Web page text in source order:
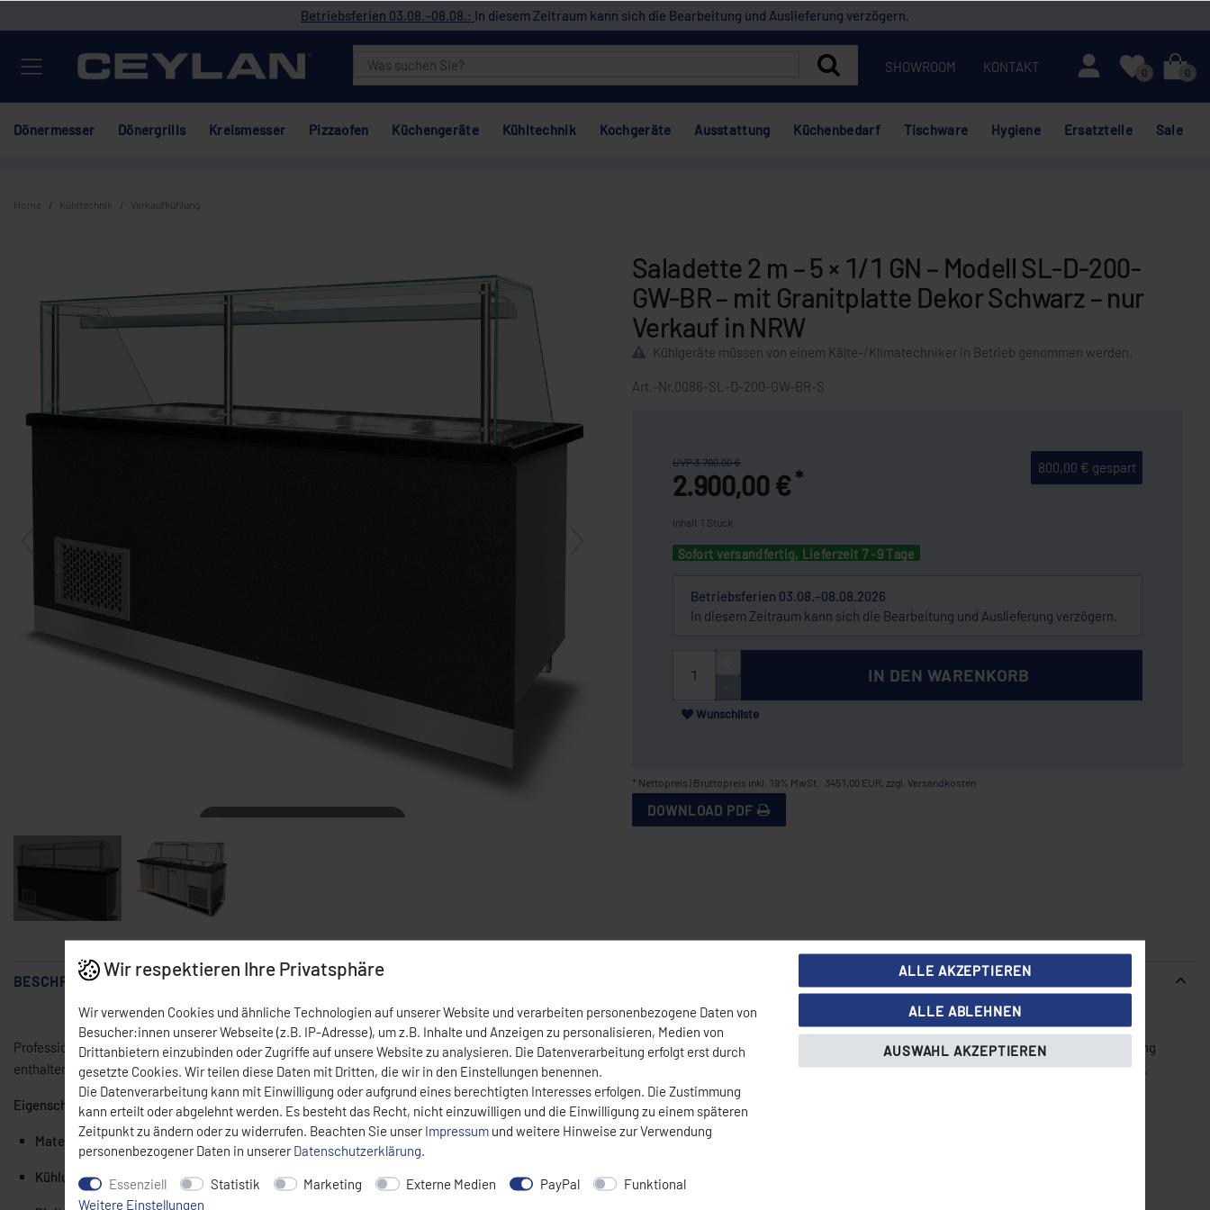
Betriebsferien 03.08.–08.08.: In diesem Zeitraum kann sich die Bearbeitung und Auslieferung verzögern.
SHOWROOM KONTAKT
Mein Konto
0
0
Dönermesser Dönergrills Kreismesser Pizzaofen Küchengeräte Kühltechnik Kochgeräte Ausstattung Küchenbedarf Tischware Hygiene Ersatzteile Sale
Home Kühltechnik Verkaufkühlung
Mit der Maus über das Bild fahren
Saladette 2 m – 5 × 1/1 GN – Modell SL-D-200-
GW-BR – mit Granitplatte Dekor Schwarz – nur
Verkauf in NRW
Kühlgeräte müssen von einem Kälte-/Klimatechniker in Betrieb genommen werden.
Art.-Nr. 0086-SL-D-200-GW-BR-S
800,00 € gespart
UVP 3.700,00 €
2.900,00 €*
Inhalt 1 Stück
Sofort versandfertig, Lieferzeit 7 -9 Tage
Betriebsferien 03.08.–08.08.2026
In diesem Zeitraum kann sich die Bearbeitung und Auslieferung verzögern.
IN DEN WARENKORB
Wunschliste
* Nettopreis | Bruttopreis inkl. 19% MwSt.: 3451,00 EUR, zzgl. Versandkosten
DOWNLOAD PDF
BESCHREIBUNG
ProfessionelleSaladette aus hochwertigem Edelstahlmit edler Granit-Arbeitsplatte, ideal für Pizzerien, Restaurants und Imbisse. Das Gerät bietet Platz für5 × 1/1 GN-Behälter(nicht im Lieferumfang
enthalten) und verfügt über eine leistungsstarke Umluftkühlung für gleichmäßige Temperaturverteilung. Das digitale Bedienfeld ermöglicht eine präzise Steuerung von Temperatur und Abtauvorgang.
Eigenschaften:
Material:Edelstahlgehäuse mit Granitplatte
Kühlung:Umluftsystem mit automatischer Abtauung
Wir respektieren Ihre Privatsphäre
Wir verwenden Cookies und ähnliche Technologien auf unserer Website und verarbeiten personenbezogene Daten von
Besucher:innen unserer Webseite (z.B. IP-Adresse), um z.B. Inhalte und Anzeigen zu personalisieren, Medien von
Drittanbietern einzubinden oder Zugriffe auf unsere Website zu analysieren. Die Datenverarbeitung erfolgt erst durch
gesetzte Cookies. Wir teilen diese Daten mit Dritten, die wir in den Einstellungen benennen.
Die Datenverarbeitung kann mit Einwilligung oder aufgrund eines berechtigten Interesses erfolgen. Die Zustimmung
kann erteilt oder abgelehnt werden. Es besteht das Recht, nicht einzuwilligen und die Einwilligung zu einem späteren
Zeitpunkt zu ändern oder zu widerrufen. Beachten Sie unserImpressum und weitere Hinweise zur Verwendung
personenbezogener Daten in unsererDaten­schutz­erklärung
Essenziell Statistik Marketing Externe Medien PayPal
Funktional
Weitere Einstellungen
ALLE AKZEPTIEREN
ALLE ABLEHNEN
AUSWAHL AKZEPTIEREN